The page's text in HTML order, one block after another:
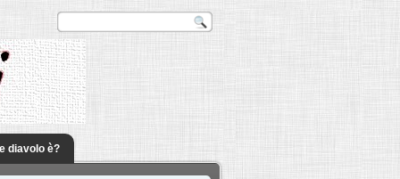
diavolo è?